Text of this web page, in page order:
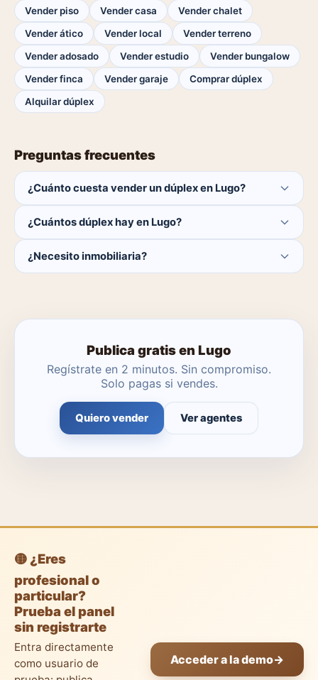
Vender piso Vender casa
Vender chalet
Vender ático
Vender local
Vender terreno
Vender adosado
Vender estudio
Vender bungalow
Vender finca
Vender garaje
Comprar dúplex
Alquilar dúplex
Preguntas frecuentes
¿Cuánto cuesta vender un dúplex en Lugo?
cierra la venta.
¿Cuántos dúplex hay en Lugo?
catálogo se actualiza a diario.
¿Necesito inmobiliaria?
Publica gratis en Lugo
Regístrate en 2 minutos. Sin compromiso.
Solo pagas si vendes.
Quiero vender Ver agentes
🟡 ¿Eres
profesional o
particular?
Prueba el panel
sin registrarte
Entra directamente
como usuario de
Acceder a la demo→